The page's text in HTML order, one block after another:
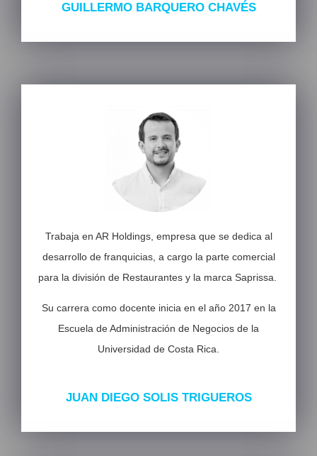
GUILLERMO BARQUERO CHAVÉS
Trabaja en AR Holdings, empresa que se dedica al
desarrollo de franquicias, a cargo la parte comercial
para la división de Restaurantes y la marca Saprissa.
Su carrera como docente inicia en el año 2017 en la
Escuela de Administración de Negocios de la
Universidad de Costa Rica.
JUAN DIEGO SOLIS TRIGUEROS